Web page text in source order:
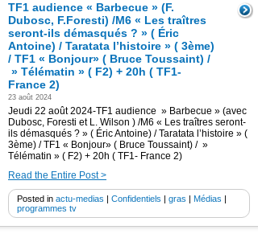
TF1 audience « Barbecue » (F.
Dubosc, F.Foresti) /M6 « Les traîtres
seront-ils démasqués ? » ( Éric
Antoine) / Taratata l’histoire » ( 3ème)
/ TF1 « Bonjour» ( Bruce Toussaint) /
» Télématin » ( F2) + 20h ( TF1-
France 2)
23 août 2024
Jeudi 22 août 2024-TF1 audience » Barbecue » (avec
Dubosc, Foresti et L. Wilson ) /M6 « Les traîtres seront-
ils démasqués ? » ( Éric Antoine) / Taratata l’histoire » (
3ème) / TF1 « Bonjour» ( Bruce Toussaint) / »
Télématin » ( F2) + 20h ( TF1- France 2)
Read the Entire Post >
Posted in actu-medias | Confidentiels | gras | Médias |
programmes tv